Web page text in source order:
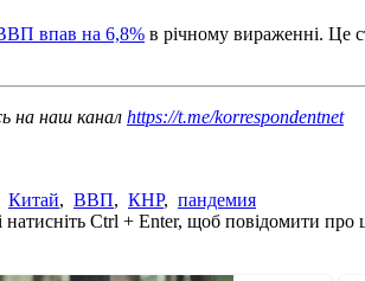
впав на 6,8% в річному вираженні. Це
на наш канал https://t.me/korrespondentnet
Китай, ВВП, КНР, пандемия
Ctrl + Enter, щоб повідомити про